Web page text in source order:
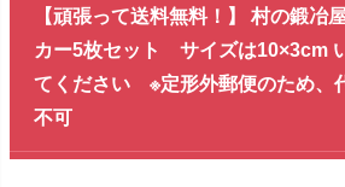
【頑張って送料無料！】 村の鍛冶
カー5枚セット サイズは10×3cm
てください ※定形外郵便のため、
不可